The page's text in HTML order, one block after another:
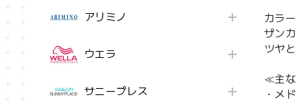
アリミノ
ウエラ
サニープレス
カラ
ザン
ツヤ
≪主
・メ